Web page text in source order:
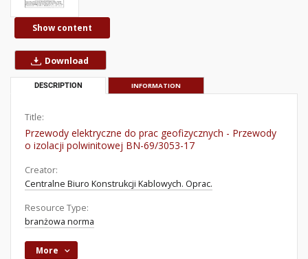
Show content
Download
DESCRIPTION INFORMATION
Title:
Przewody elektryczne do prac geofizycznych - Przewody
o izolacji polwinitowej BN-69/3053-17
Creator:
Centralne Biuro Konstrukcji Kablowych. Oprac.
Resource Type:
branżowa norma
More